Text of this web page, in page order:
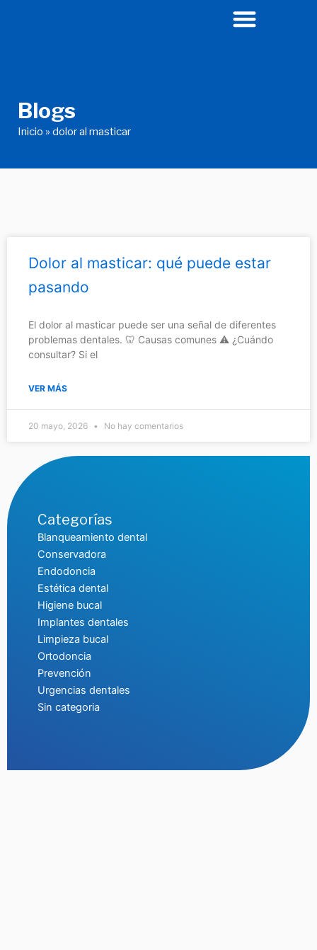
Blogs
Inicio » dolor al masticar
Dolor al masticar: qué puede estar
pasando
El dolor al masticar puede ser una señal de diferentes
problemas dentales. 🦷 Causas comunes ⚠️ ¿Cuándo
consultar? Si el
VER MÁS
20 mayo, 2026 No hay comentarios
Categorías
Blanqueamiento dental
Conservadora
Endodoncia
Estética dental
Higiene bucal
Implantes dentales
Limpieza bucal
Ortodoncia
Prevención
Urgencias dentales
Sin categoria